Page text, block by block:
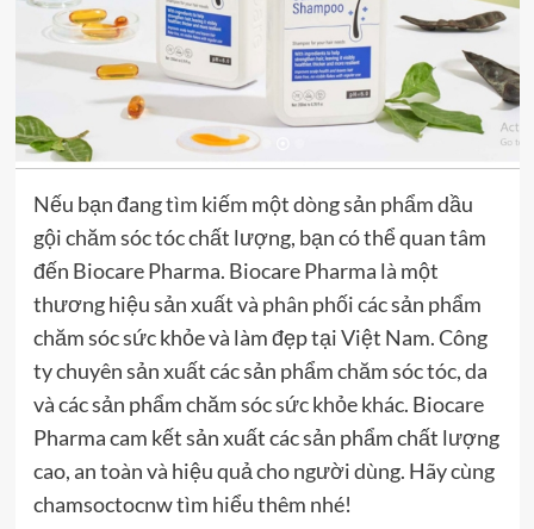
Nếu bạn đang tìm kiếm một dòng sản phẩm dầu
gội chăm sóc tóc chất lượng, bạn có thể quan tâm
đến Biocare Pharma. Biocare Pharma là một
thương hiệu sản xuất và phân phối các sản phẩm
chăm sóc sức khỏe và làm đẹp tại Việt Nam. Công
ty chuyên sản xuất các sản phẩm chăm sóc tóc, da
và các sản phẩm chăm sóc sức khỏe khác. Biocare
Pharma cam kết sản xuất các sản phẩm chất lượng
cao, an toàn và hiệu quả cho người dùng. Hãy cùng
chamsoctocnw tìm hiểu thêm nhé!